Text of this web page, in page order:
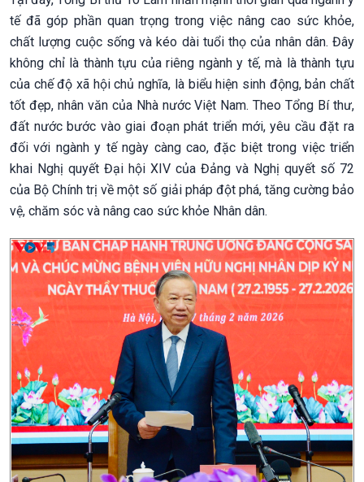
tế đã góp phần quan trọng trong việc nâng cao sức khỏe,
chất lượng cuộc sống và kéo dài tuổi thọ của nhân dân. Đây
không chỉ là thành tựu của riêng ngành y tế, mà là thành tựu
của chế độ xã hội chủ nghĩa, là biểu hiện sinh động, bản chất
tốt đẹp, nhân văn của Nhà nước Việt Nam. Theo Tổng Bí thư,
đất nước bước vào giai đoạn phát triển mới, yêu cầu đặt ra
đối với ngành y tế ngày càng cao, đặc biệt trong việc triển
khai Nghị quyết Đại hội XIV của Đảng và Nghị quyết số 72
của Bộ Chính trị về một số giải pháp đột phá, tăng cường bảo
vệ, chăm sóc và nâng cao sức khỏe Nhân dân.